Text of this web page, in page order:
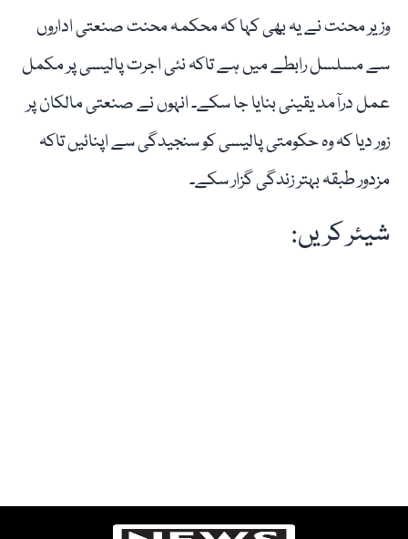
وزیر محنت نے یہ بھی کہا کہ محکمہ محنت صنعتی اداروں
سے مسلسل رابطے میں ہے تاکہ نئی اجرت پالیسی پر مکمل
عمل درآمد یقینی بنایا جا سکے۔ انہوں نے صنعتی مالکان پر
زور دیا کہ وہ حکومتی پالیسی کو سنجیدگی سے اپنائیں تاکہ
مزدور طبقہ بہتر زندگی گزار سکے۔
شیئر کریں: